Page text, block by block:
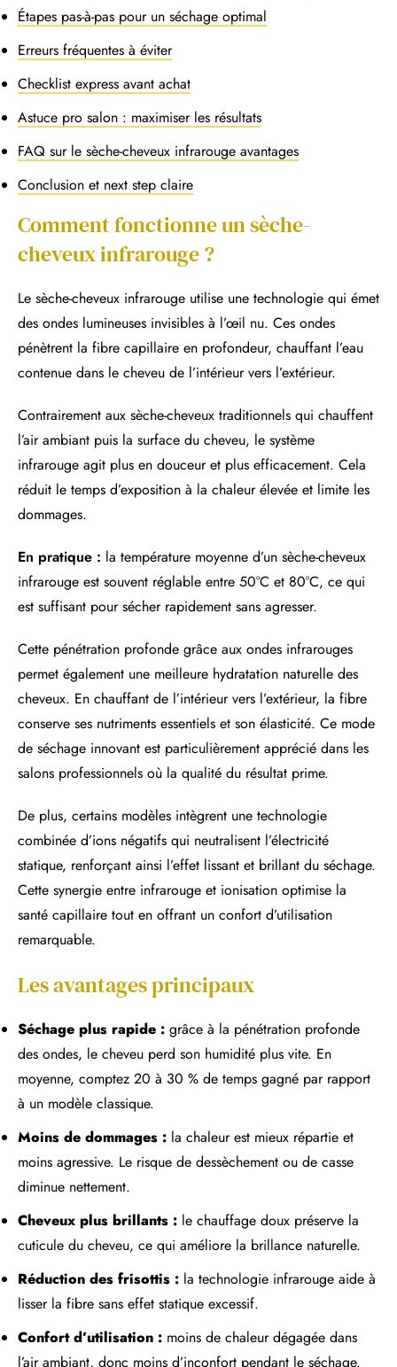
Étapes pas-à-pas pour un séchage optimal
Erreurs fréquentes à éviter
Checklist express avant achat
Astuce pro salon : maximiser les résultats
FAQ sur le sèche-cheveux infrarouge avantages
Conclusion et next step claire
Comment fonctionne un sèche-
cheveux infrarouge ?
Le sèche-cheveux infrarouge utilise une technologie qui émet
des ondes lumineuses invisibles à l’œil nu. Ces ondes
pénètrent la fibre capillaire en profondeur, chauffant l’eau
contenue dans le cheveu de l’intérieur vers l’extérieur.
Contrairement aux sèche-cheveux traditionnels qui chauffent
l’air ambiant puis la surface du cheveu, le système
infrarouge agit plus en douceur et plus efficacement. Cela
réduit le temps d’exposition à la chaleur élevée et limite les
dommages.
En pratique : la température moyenne d’un sèche-cheveux
infrarouge est souvent réglable entre 50°C et 80°C, ce qui
est suffisant pour sécher rapidement sans agresser.
Cette pénétration profonde grâce aux ondes infrarouges
permet également une meilleure hydratation naturelle des
cheveux. En chauffant de l’intérieur vers l’extérieur, la fibre
conserve ses nutriments essentiels et son élasticité. Ce mode
de séchage innovant est particulièrement apprécié dans les
salons professionnels où la qualité du résultat prime.
De plus, certains modèles intègrent une technologie
combinée d’ions négatifs qui neutralisent l’électricité
statique, renforçant ainsi l’effet lissant et brillant du séchage.
Cette synergie entre infrarouge et ionisation optimise la
santé capillaire tout en offrant un confort d’utilisation
remarquable.
Les avantages principaux
Séchage plus rapide : grâce à la pénétration profonde
des ondes, le cheveu perd son humidité plus vite. En
moyenne, comptez 20 à 30 % de temps gagné par rapport
à un modèle classique.
Moins de dommages : la chaleur est mieux répartie et
moins agressive. Le risque de dessèchement ou de casse
diminue nettement.
Cheveux plus brillants : le chauffage doux préserve la
cuticule du cheveu, ce qui améliore la brillance naturelle.
Réduction des frisottis : la technologie infrarouge aide à
lisser la fibre sans effet statique excessif.
Confort d’utilisation : moins de chaleur dégagée dans
l’air ambiant, donc moins d’inconfort pendant le séchage.